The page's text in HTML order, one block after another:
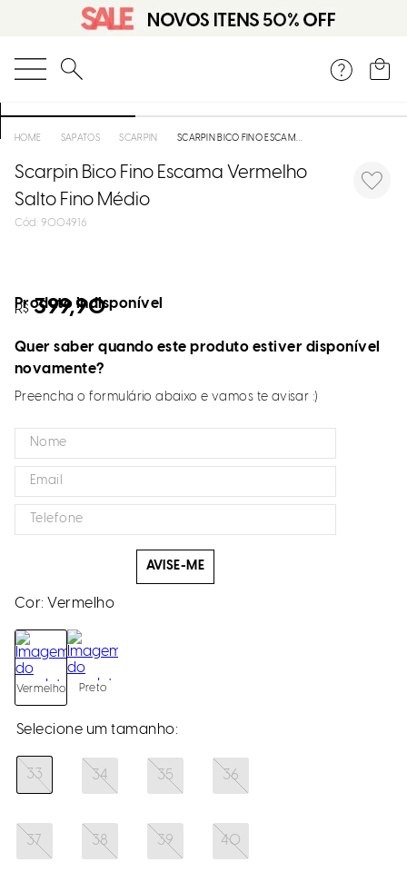
O que você está procurando?
SAPATOS SCARPIN SCARPIN BICO FINO ESCAMA VERMELHO SALTO FINO MÉDIO
Scarpin Bico Fino Escama Vermelho
Salto Fino Médio
: 9004916
R$ 399,90
Produto indisponível
Quer saber quando este produto estiver disponível
novamente?
Preencha o formulário abaixo e vamos te avisar :)
AVISE-ME
Cor: Vermelho
Vermelho Preto
33 34 35 36
37 38 39 40